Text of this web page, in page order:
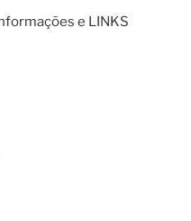
e LINKS